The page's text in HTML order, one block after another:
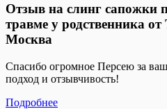
Отзыв на слинг сапожки
травме у родственника
Москва
Спасибо огромное Персею за
подход и отзывчивость!
Подробнее